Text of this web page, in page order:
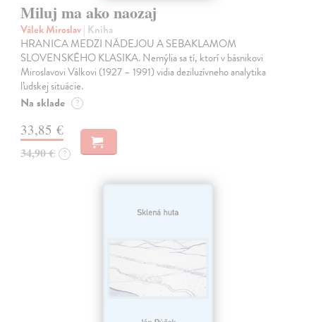
Miluj ma ako naozaj
Válek Miroslav| Kniha
HRANICA MEDZI NÁDEJOU A SEBAKLAMOM
SLOVENSKÉHO KLASIKA. Nemýlia sa tí, ktorí v básnikovi
Miroslavovi Válkovi (1927 – 1991) vidia deziluzívneho analytika
ľudskej situácie.
Na sklade ?
33,85 €
34,90 € ?